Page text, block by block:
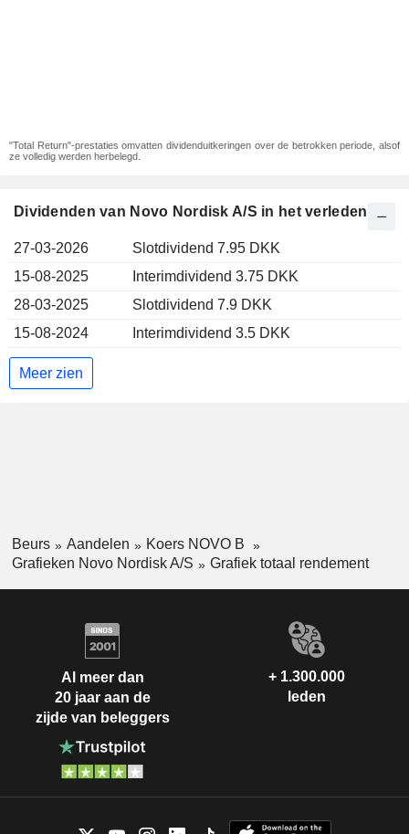
"Total Return"-prestaties omvatten dividenduitkeringen over de betrokken periode, alsof
ze volledig werden herbelegd.
Dividenden van Novo Nordisk A/S in het verleden
27-03-2026
Slotdividend 7.95 DKK
15-08-2025
Interimdividend 3.75 DKK
28-03-2025
Slotdividend 7.9 DKK
15-08-2024
Interimdividend 3.5 DKK
Meer zien
Beurs Aandelen
Koers NOVO B
Grafieken Novo Nordisk A/S
Grafiek totaal rendement
Al meer dan
20 jaar aan de
zijde van beleggers
+ 1.300.000
leden